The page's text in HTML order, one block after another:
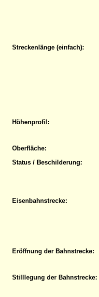
Streckenlänge (einfach):
Höhenprofil:
Oberfläche:
Status / Beschilderung:
Eisenbahnstrecke:
Eröffnung der Bahnstrecke:
Stilllegung der Bahnstrecke: